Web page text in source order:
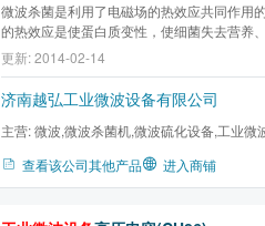
微波杀菌是利用了电磁场的热效应共同作用
的热效应是使蛋白质变性，使细菌失去营养
而死亡。微波对细菌的生物效应是微波电场
位分布、影响细胞膜周围电子和离子浓度，
透性能，细菌因此营养不良，不能正常新陈
更新: 2014-02-14
济南越弘工业微波设备有限公司
主营:微波,微波杀菌机,微波硫化设备,工业微
查看该公司其他产品 进入商铺